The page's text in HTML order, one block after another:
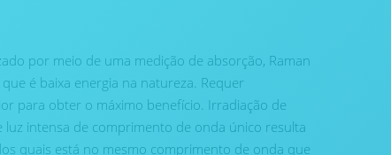
por meio de uma medição de absorção, Raman
é baixa energia na natureza. Requer
para obter o máximo benefício. Irradiação de
intensa de comprimento de onda único resulta
quais está no mesmo comprimento de onda que